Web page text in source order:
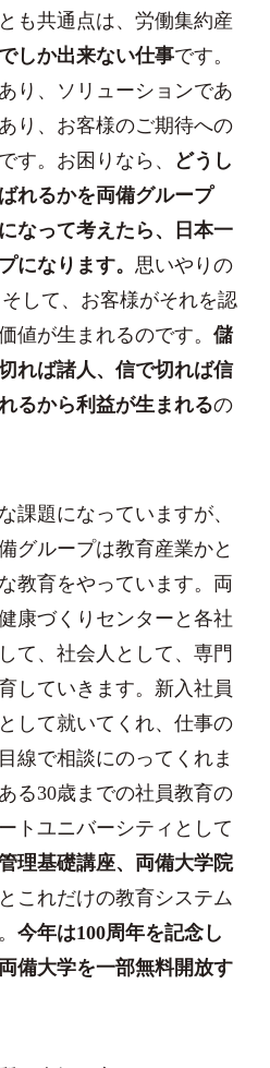
も共通点は、労働集約産
しか出来ない仕事です。
り、ソリューションであ
り、お客様のご期待への
す。お困りなら、
どうし
れるかを両備グループ
なって考えたら、日本一
になります。 思いやりの
して、お客様がそれを認
値が生まれるのです。 儲
れば諸人、信で切れば信
るから利益が生まれるの
課題になっていますが、
グループは教育産業かと
教育をやっています。両
康づくりセンターと各社
て、社会人として、専門
していきます。新入社員
して就いてくれ、仕事の
線で相談にのってくれま
る30歳までの社員教育の
トユニバーシティとして
理基礎講座、両備大学院
これだけの教育システム
今年は100周年を記念し
備大学を一部無料開放す